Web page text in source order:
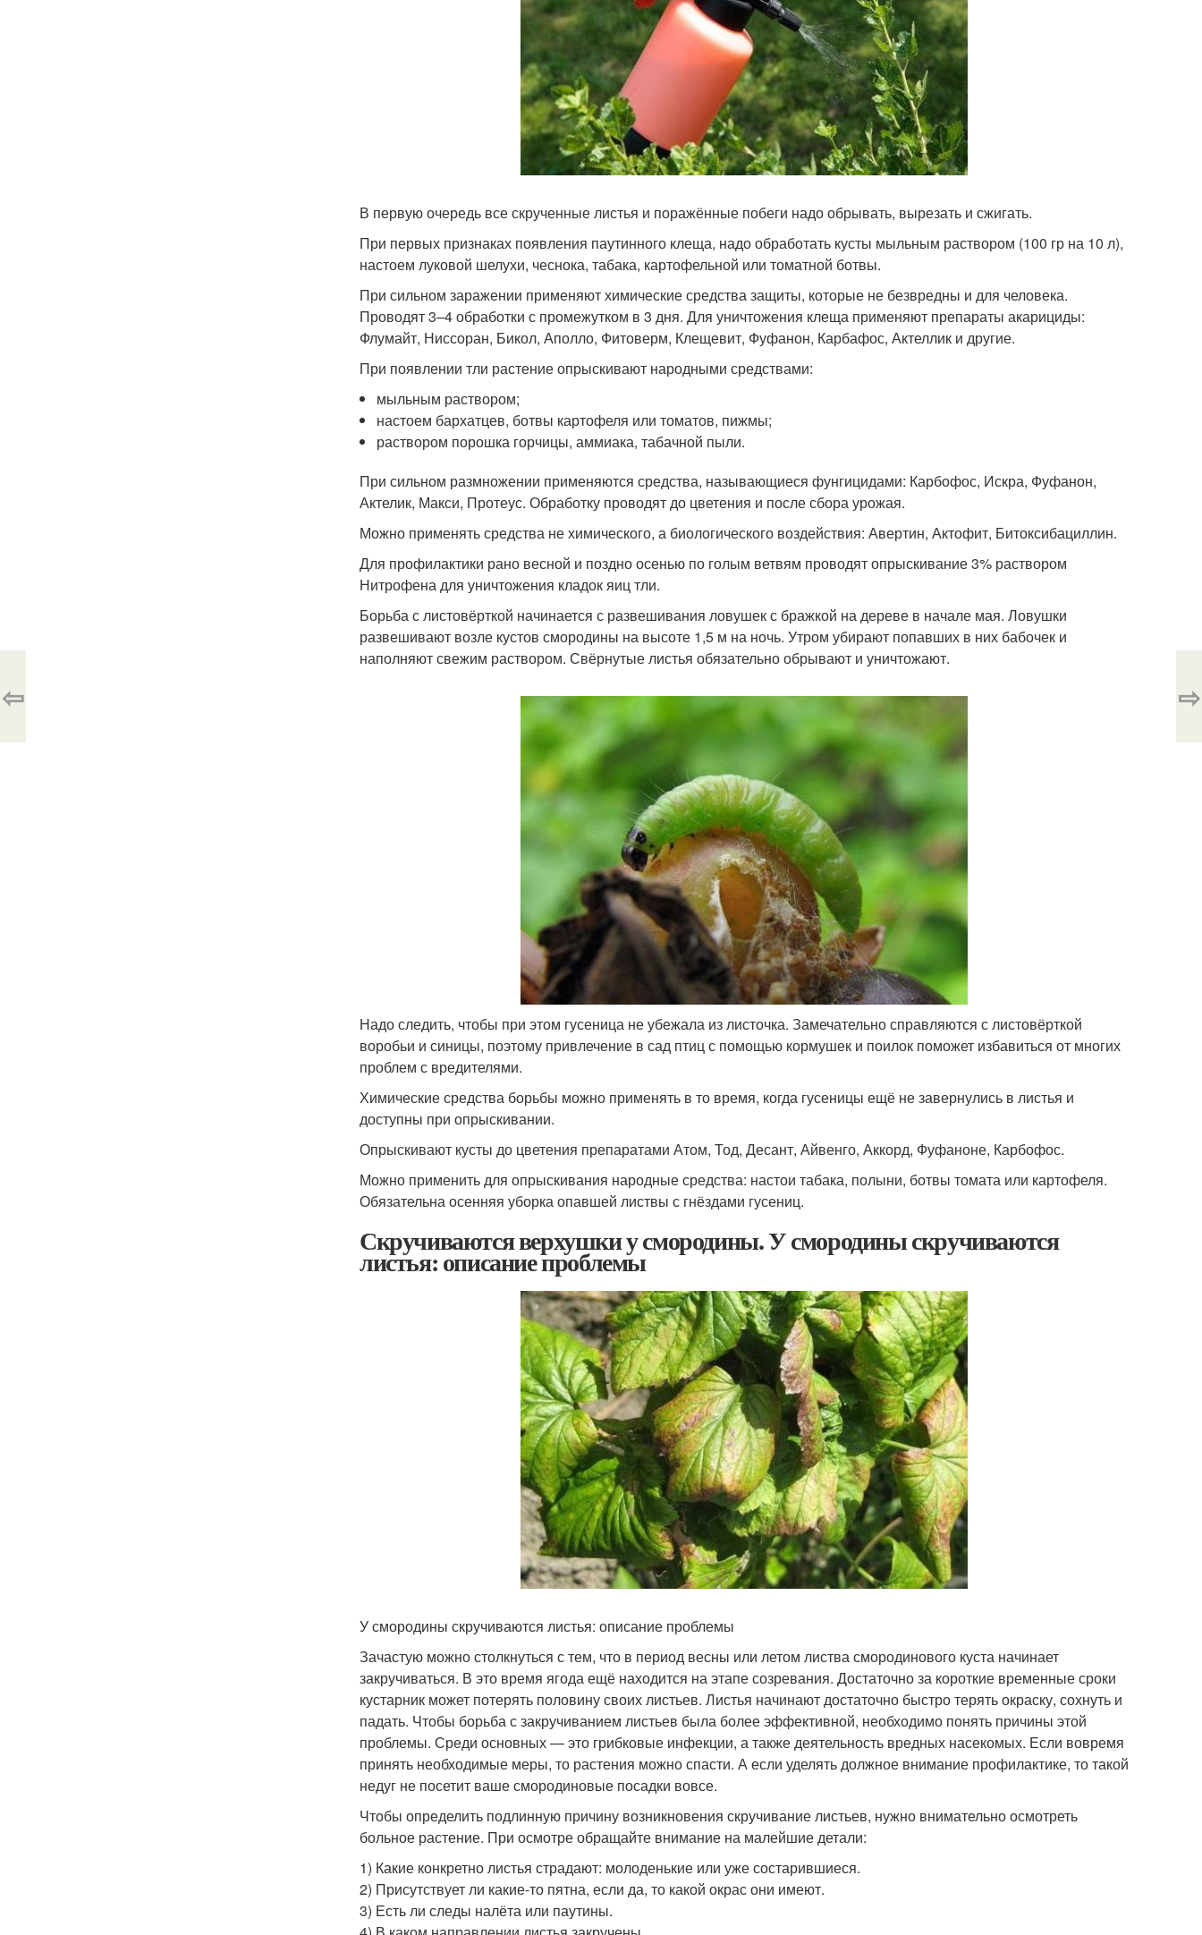
В первую очередь все скрученные листья и поражённые побеги надо обрывать, вырезать и сжигать.
При первых признаках появления паутинного клеща, надо обработать кусты мыльным раствором (100 гр на 10 л),
настоем луковой шелухи, чеснока, табака, картофельной или томатной ботвы.
При сильном заражении применяют химические средства защиты, которые не безвредны и для человека.
Проводят 3–4 обработки с промежутком в 3 дня. Для уничтожения клеща применяют препараты акарициды:
Флумайт, Ниссоран, Бикол, Аполло, Фитоверм, Клещевит, Фуфанон, Карбафос, Актеллик и другие.
При появлении тли растение опрыскивают народными средствами:
мыльным раствором;
настоем бархатцев, ботвы картофеля или томатов, пижмы;
раствором порошка горчицы, аммиака, табачной пыли.
При сильном размножении применяются средства, называющиеся фунгицидами: Карбофос, Искра, Фуфанон,
Актелик, Макси, Протеус. Обработку проводят до цветения и после сбора урожая.
Можно применять средства не химического, а биологического воздействия: Авертин, Актофит, Битоксибациллин.
Для профилактики рано весной и поздно осенью по голым ветвям проводят опрыскивание 3% раствором
Нитрофена для уничтожения кладок яиц тли.
Борьба с листовёрткой начинается с развешивания ловушек с бражкой на дереве в начале мая. Ловушки
развешивают возле кустов смородины на высоте 1,5 м на ночь. Утром убирают попавших в них бабочек и
наполняют свежим раствором. Свёрнутые листья обязательно обрывают и уничтожают.
Надо следить, чтобы при этом гусеница не убежала из листочка. Замечательно справляются с листовёрткой
воробьи и синицы, поэтому привлечение в сад птиц с помощью кормушек и поилок поможет избавиться от многих
проблем с вредителями.
Химические средства борьбы можно применять в то время, когда гусеницы ещё не завернулись в листья и
доступны при опрыскивании.
Опрыскивают кусты до цветения препаратами Атом, Тод, Десант, Айвенго, Аккорд, Фуфаноне, Карбофос.
Можно применить для опрыскивания народные средства: настои табака, полыни, ботвы томата или картофеля.
Обязательна осенняя уборка опавшей листвы с гнёздами гусениц.
Скручиваются верхушки у смородины. У смородины скручиваются
листья: описание проблемы
У смородины скручиваются листья: описание проблемы
Зачастую можно столкнуться с тем, что в период весны или летом листва смородинового куста начинает
закручиваться. В это время ягода ещё находится на этапе созревания. Достаточно за короткие временные сроки
кустарник может потерять половину своих листьев. Листья начинают достаточно быстро терять окраску, сохнуть и
падать. Чтобы борьба с закручиванием листьев была более эффективной, необходимо понять причины этой
проблемы. Среди основных — это грибковые инфекции, а также деятельность вредных насекомых. Если вовремя
принять необходимые меры, то растения можно спасти. А если уделять должное внимание профилактике, то такой
недуг не посетит ваше смородиновые посадки вовсе.
Чтобы определить подлинную причину возникновения скручивание листьев, нужно внимательно осмотреть
больное растение. При осмотре обращайте внимание на малейшие детали:
1) Какие конкретно листья страдают: молоденькие или уже состарившиеся.
2) Присутствует ли какие-то пятна, если да, то какой окрас они имеют.
3) Есть ли следы налёта или паутины.
⇦ ⇨